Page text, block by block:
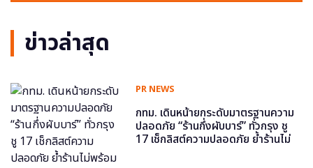
ข่าวล่าสุด
PR NEWS
กทม. เดินหน้ายกระดับมาตรฐานความ
ปลอดภัย “ร้านกึ่งผับบาร์” ทั่วกรุง ชู
17 เช็กลิสต์ความปลอดภัย ย้ำร้านไม่